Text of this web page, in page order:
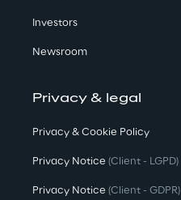
Investors
Newsroom
Privacy & legal
Privacy & Cookie Policy
Privacy Notice (Client - LGPD)
Privacy Notice (Client - GDPR)